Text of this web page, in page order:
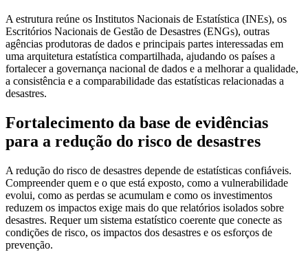
A estrutura reúne os Institutos Nacionais de Estatística (INEs), os
Escritórios Nacionais de Gestão de Desastres (ENGs), outras
agências produtoras de dados e principais partes interessadas em
uma arquitetura estatística compartilhada, ajudando os países a
fortalecer a governança nacional de dados e a melhorar a qualidade,
a consistência e a comparabilidade das estatísticas relacionadas a
desastres.
Fortalecimento da base de evidências
para a redução do risco de desastres
A redução do risco de desastres depende de estatísticas confiáveis.
Compreender quem e o que está exposto, como a vulnerabilidade
evolui, como as perdas se acumulam e como os investimentos
reduzem os impactos exige mais do que relatórios isolados sobre
desastres. Requer um sistema estatístico coerente que conecte as
condições de risco, os impactos dos desastres e os esforços de
prevenção.